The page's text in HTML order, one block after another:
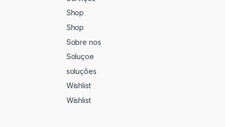
Shop
Shop
Sobre nos
Soluçoe
soluções
Wishlist
Wishlist